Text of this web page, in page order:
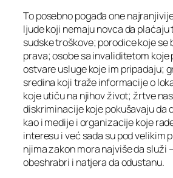
To posebno pogađa one
ljude koji nemaju novca da plaćaju
sudske troškove; porodice koje se
prava; osobe sa invaliditetom koje
ostvare usluge koje im pripadaju;
sredina koji traže informacije o
koje utiču na njihov život; žrtve
diskriminacije koje pokušavaju da
kao i medije i organizacije koje
interesu i već sada su pod velikim
njima zakon mora najviše da služi
obeshrabri i natjera da odustanu.